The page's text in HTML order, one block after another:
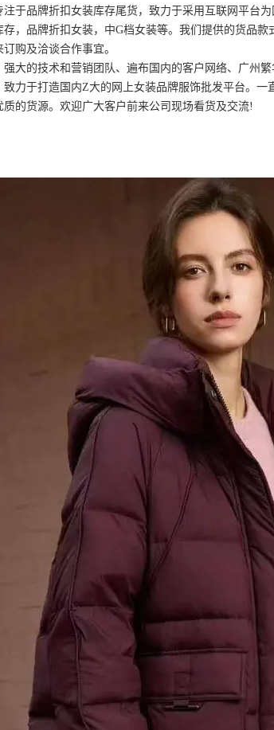
品牌折扣女装库存尾货，致力于采用互联网平台
，品牌折扣女装，中G档女装等。我们提供的货品
购及洽谈合作事宜。
的技术和营销团队、遍布国内的客户网络、广州繁
力于打造国内Z大的网上女装品牌服饰批发平台。
质的货源。欢迎广大客户前来公司现场看货及交流!